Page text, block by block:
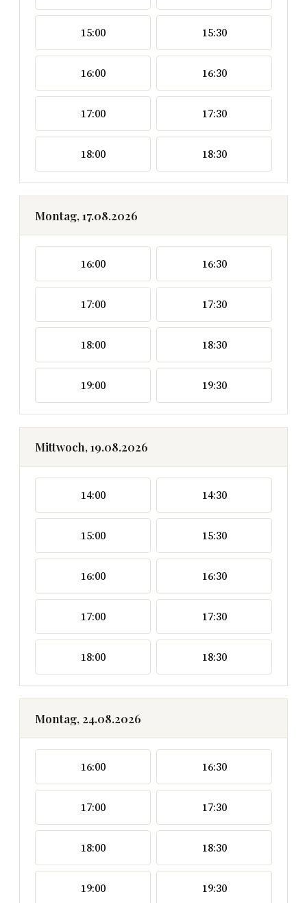
15:00 15:30
16:00 16:30
17:00 17:30
18:00 18:30
Montag, 17.08.2026
16:00 16:30
17:00 17:30
18:00 18:30
19:00 19:30
Mittwoch, 19.08.2026
14:00 14:30
15:00 15:30
16:00 16:30
17:00 17:30
18:00 18:30
Montag, 24.08.2026
16:00 16:30
17:00 17:30
18:00 18:30
19:00 19:30